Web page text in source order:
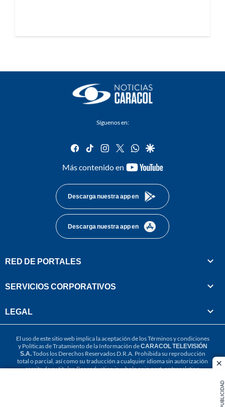
PUBLICIDAD
Síguenos en:
facebook
tiktok instagram
twitterwhatsapp
google
Más contenido en
youtube-
Descarga nuestra app en
Descarga nuestra app en
RED DE PORTALES
SERVICIOS CORPORATIVOS
LEGAL
El uso de este sitio web implica la aceptación de losTérminos y condiciones
y Políticas de Tratamiento de la Información deCARACOL TELEVISIÓN
S.A.Todos los Derechos Reservados D.R.A. Prohibida su reproducción
total o parcial, así como su traducción a cualquier idioma sin autorización
escrita de su titular. Reproduction in whole or in part, or translation